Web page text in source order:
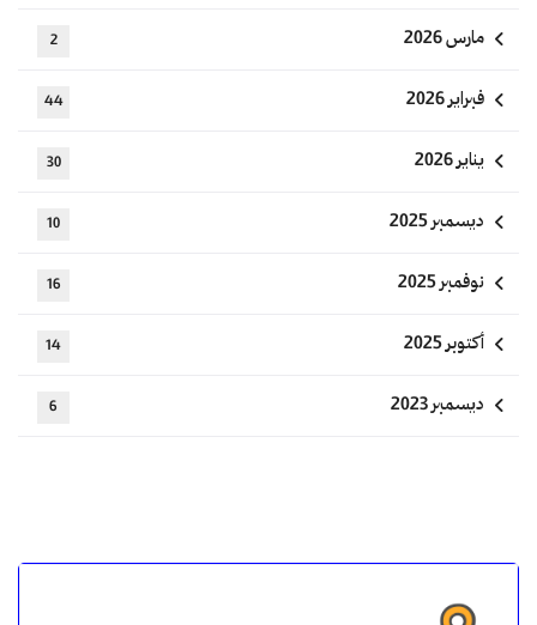
مارس 2026 2
فبراير 2026 44
يناير 2026 30
ديسمبر 2025 10
نوفمبر 2025 16
أكتوبر 2025 14
ديسمبر 2023 6